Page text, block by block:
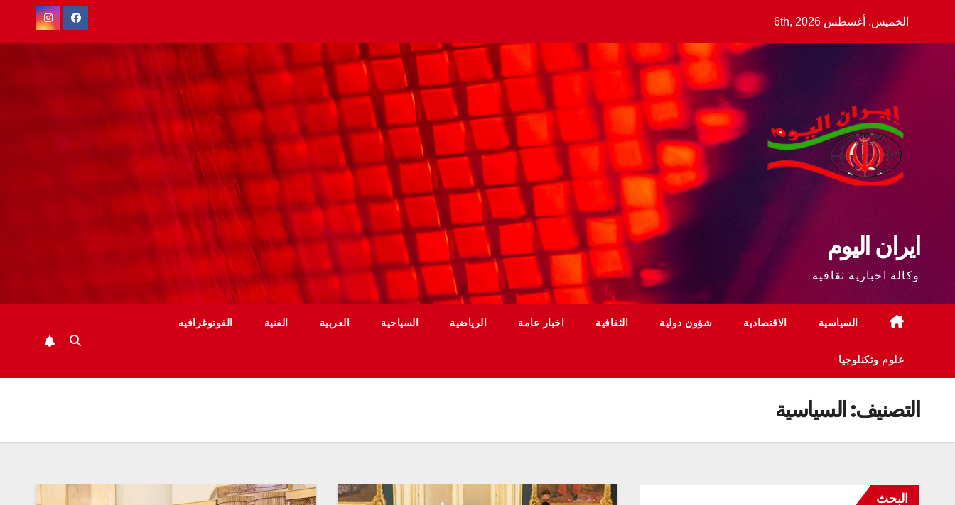
الخميس. أغسطس 6th, 2026
ايران اليوم
وكالة اخبارية ثقافية
السياسية الاقتصادية شؤون دولية الثقافية اخبار عامة الرياضية السياحية العربية الفنية الفوتوغرافيه
علوم وتكنلوجيا
التصنيف: السياسية
البحث